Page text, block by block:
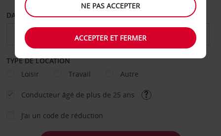
DATE DE DÉPART DATE DE RETOUR
TYPE DE LOCATION
Loisir
Travail Autre
Conducteur âgé de plus de 25 ans
J’ai un code de réduction
NE PAS ACCEPTER
ACCEPTER ET FERMER